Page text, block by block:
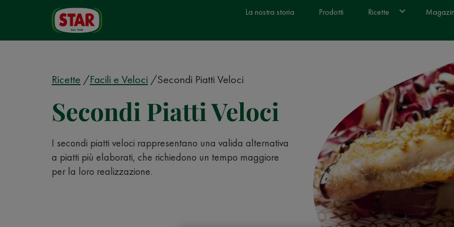
La nostra storia Prodotti Ricette
Ricette Facili e Veloci Secondi Piatti Veloci
Secondi Piatti Veloci
I secondi piatti veloci rappresentano una valida alternativa
a piatti più elaborati, che richiedono un tempo maggiore
per la loro realizzazione.